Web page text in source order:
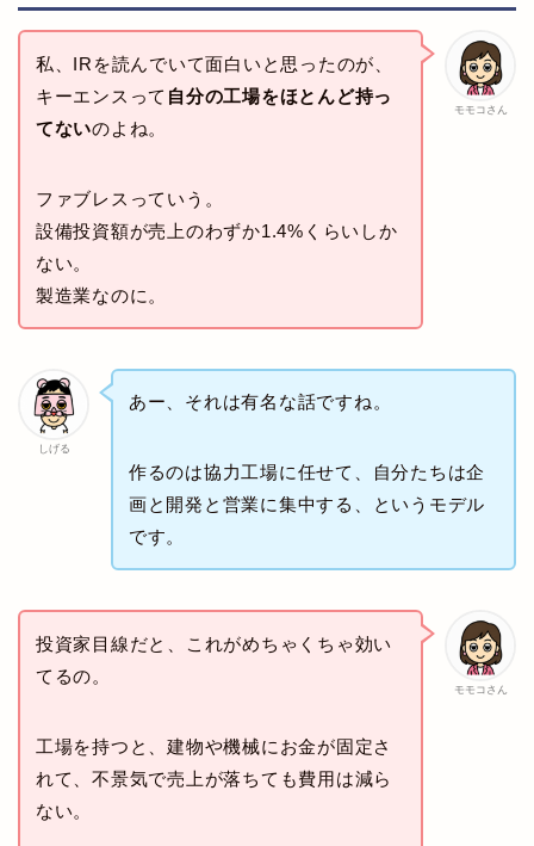
モモコさん
私、IRを読んでいて面白いと思ったのが、
キーエンスって 自分の工場をほとんど持っ
てないのよね。
ファブレスっていう。
設備投資額が売上のわずか1.4%くらいしか
ない。
製造業なのに。
しげる
あー、それは有名な話ですね。
作るのは協力工場に任せて、自分たちは企
画と開発と営業に集中する、というモデル
です。
モモコさん
投資家目線だと、これがめちゃくちゃ効い
てるの。
工場を持つと、建物や機械にお金が固定さ
れて、不景気で売上が落ちても費用は減ら
ない。